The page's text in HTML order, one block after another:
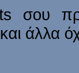
σου
άλλα